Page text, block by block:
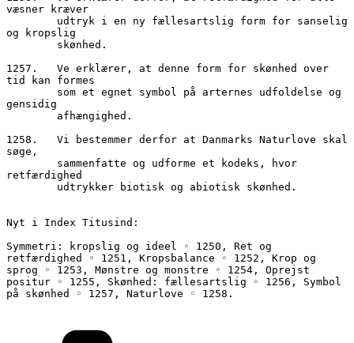
væsner kræver
og kropslig
        skønhed.
1257.	Ve erklærer, at denne form for skønhed over
tid kan formes
gensidig
        afhængighed.
1258.	Vi bestemmer derfor at Danmarks Naturlove skal
søge,
retfærdighed
        udtrykker biotisk og abiotisk skønhed.
Nyt i Index Titusind:
Symmetri: kropslig og ideel ◦ 1250, Ret og
retfærdighed ◦ 1251, Kropsbalance ◦ 1252, Krop og
sprog ◦ 1253, Mønstre og monstre ◦ 1254, Oprejst
positur ◦ 1255, Skønhed: fællesartslig ◦ 1256, Symbol
på skønhed ◦ 1257, Naturlove ◦ 1258.